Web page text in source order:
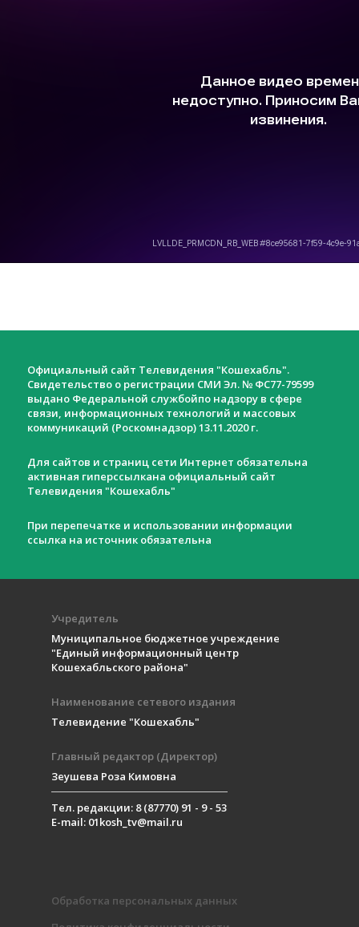
Официальный сайт Телевидения "Кошехабль".
Свидетельство о регистрации СМИ Эл. № ФС77-79599
выдано Федеральной службойпо надзору в сфере
связи, информационных технологий и массовых
коммуникаций (Роскомнадзор) 13.11.2020 г.
Для сайтов и страниц сети Интернет обязательна
активная гиперссылкана официальный сайт
Телевидения "Кошехабль"
При перепечатке и использовании информации
ссылка на источник обязательна
Учредитель
Муниципальное бюджетное учреждение
"Единый информационный центр
Кошехабльского района"
Наименование сетевого издания
Телевидение "Кошехабль"
Главный редактор (Директор)
Зеушева Роза Кимовна
Тел. редакции: 8 (87770) 91 - 9 - 53
E-mail: 01kosh_tv@mail.ru
Обработка персональных данных